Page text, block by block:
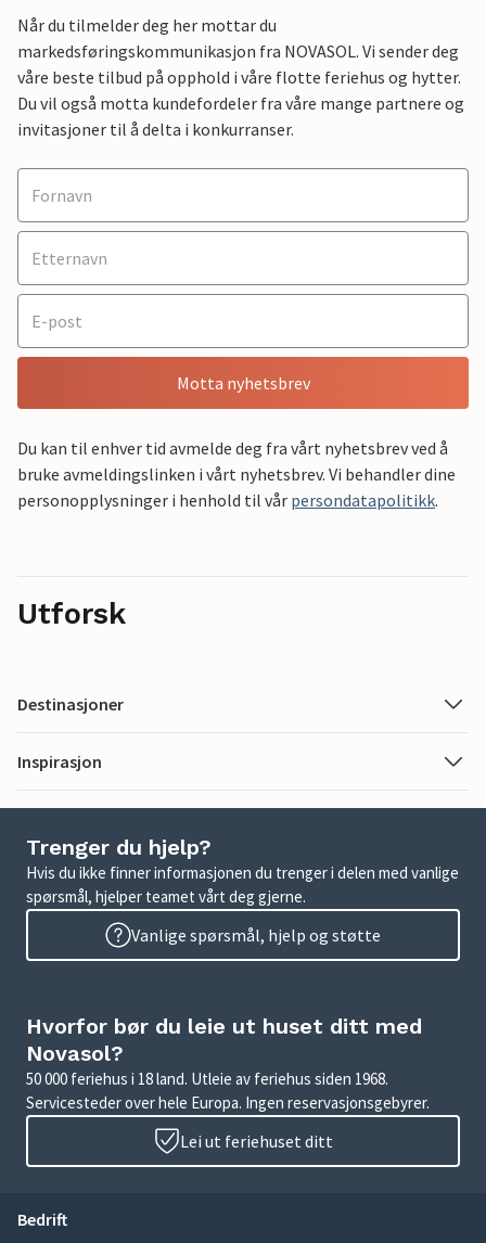
Når du tilmelder deg her mottar du
markedsføringskommunikasjon fra NOVASOL. Vi sender deg
våre beste tilbud på opphold i våre flotte feriehus og hytter.
Du vil også motta kundefordeler fra våre mange partnere og
invitasjoner til å delta i konkurranser.
Motta nyhetsbrev
Du kan til enhver tid avmelde deg fra vårt nyhetsbrev ved å
bruke avmeldingslinken i vårt nyhetsbrev. Vi behandler dine
personopplysninger i henhold til vår persondatapolitikk.
Utforsk
Destinasjoner
Inspirasjon
Trenger du hjelp?
Hvis du ikke finner informasjonen du trenger i delen med vanlige
spørsmål, hjelper teamet vårt deg gjerne.
Vanlige spørsmål, hjelp og støtte
Hvorfor bør du leie ut huset ditt med
Novasol?
50 000 feriehus i 18 land. Utleie av feriehus siden 1968.
Servicesteder over hele Europa. Ingen reservasjonsgebyrer.
Lei ut feriehuset ditt
Bedrift